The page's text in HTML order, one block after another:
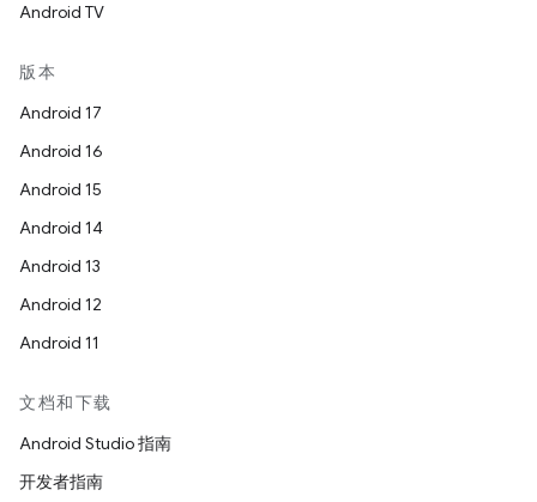
Android TV
版本
Android 17
Android 16
Android 15
Android 14
Android 13
Android 12
Android 11
文档和下载
Android Studio 指南
开发者指南